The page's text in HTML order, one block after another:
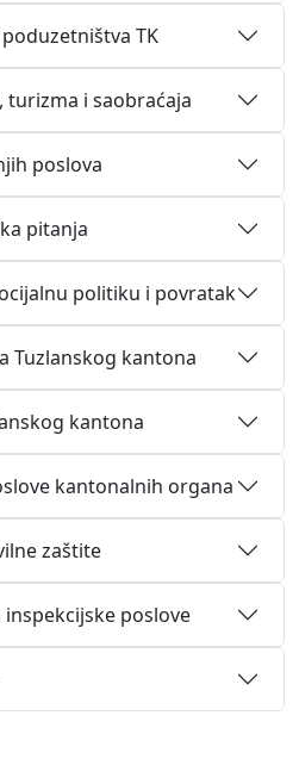
TK
i saobraćaja
poslova
pitanja
politiku i povratak
Tuzlanskog kantona
kantona
kantonalnih organa
zaštite
poslove